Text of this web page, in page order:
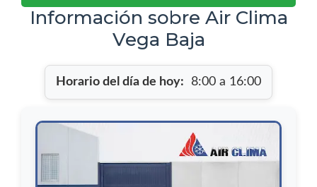
Información sobre Air Clima
Vega Baja
Horario del día de hoy: 8:00 a 16:00